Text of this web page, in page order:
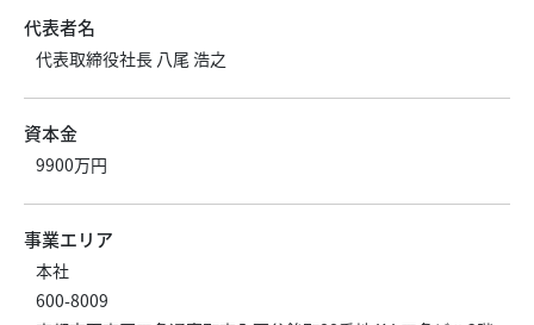
代表者名
代表取締役社長 八尾 浩之
資本金
9900万円
事業エリア
本社
600-8009